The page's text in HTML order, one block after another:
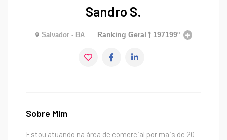
Sandro S.
Salvador - BA Ranking Geral 197199º
Sobre Mim
Estou atuando na área de comercial por mais de 20